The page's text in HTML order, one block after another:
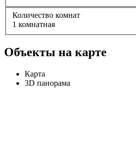
Количество комнат
1 комнатная
Объекты на карте
Карта
3D панорама